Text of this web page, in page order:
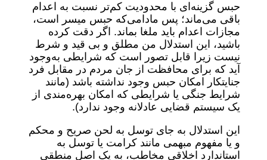
حبس گزینه‌ای با محدودیت کم‌تر نسبت به اعدام
باقی می‌ماند؛ پس مادامی‌که حبس میسر است،
مجازات اعدام باید ملغا بماند. اگر دقت کرده
باشید، این استدلال من مطلق و بی قید و شرط
نیست زیرا قابل تصور است که شرایطی به‌وجود
آید که برای محافظت از جان مردم در مقابل فرد
جنایتکار امکان حبس وجود نداشته باشد (مانند
شرایط جنگی یا شرایطی که امکان بهره‌مندی از
یک سیستم قضایی عادلانه وجود ندارد).
این استدلال به جای توسل به لحن صریح و محکم
و یا مفهوم مبهمی مانند کرامت یا توسل به
استاندارد اخلاقی مخاطب، به یک اصل منطقی